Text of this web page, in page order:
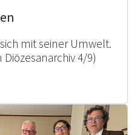
mit seiner Umwelt.
4/9)